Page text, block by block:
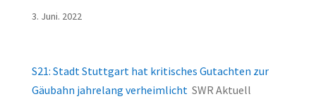
3. Juni. 2022
S21: Stadt Stuttgart hat kritisches Gutachten zur
Gäubahn jahrelang verheimlicht SWR Aktuell